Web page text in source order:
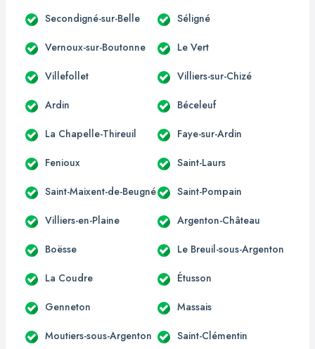
Secondigné-sur-Belle Séligné
Vernoux-sur-Boutonne Le Vert
Villefollet Villiers-sur-Chizé
Ardin Béceleuf
La Chapelle-Thireuil Faye-sur-Ardin
Fenioux Saint-Laurs
Saint-Maixent-de-Beugné Saint-Pompain
Villiers-en-Plaine Argenton-Château
Boësse Le Breuil-sous-Argenton
La Coudre Étusson
Genneton Massais
Moutiers-sous-Argenton Saint-Clémentin